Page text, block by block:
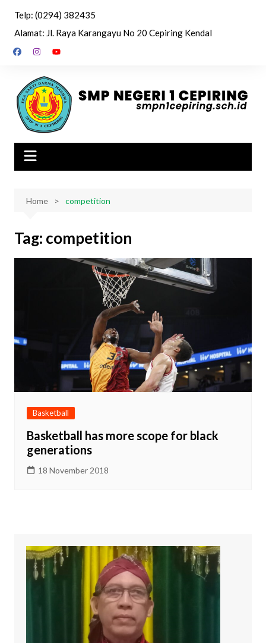
content
Telp: (0294) 382435
Alamat: Jl. Raya Karangayu No 20 Cepiring Kendal
Home competition
Tag: competition
Basketball
Basketball has more scope for black
generations
18 November 2018